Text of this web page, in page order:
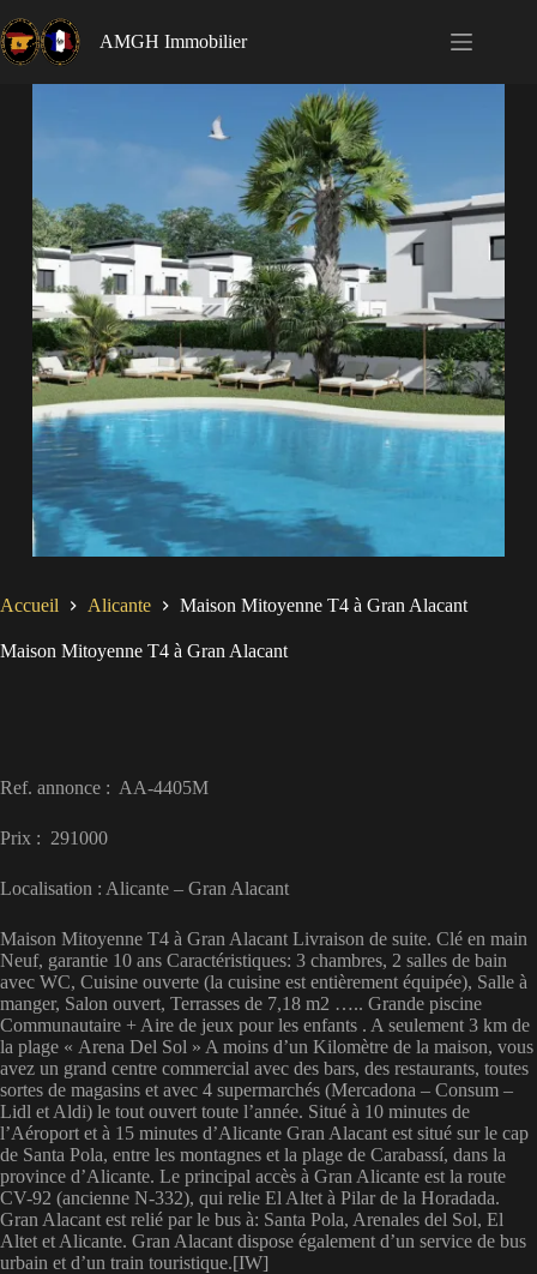
AMGH Immobilier
Accueil Alicante Maison Mitoyenne T4 à Gran Alacant
Maison Mitoyenne T4 à Gran Alacant
Ref. annonce : AA-4405M
Prix : 291000
Localisation : Alicante – Gran Alacant
Maison Mitoyenne T4 à Gran Alacant Livraison de suite. Clé en main
Neuf, garantie 10 ans Caractéristiques: 3 chambres, 2 salles de bain
avec WC, Cuisine ouverte (la cuisine est entièrement équipée), Salle à
manger, Salon ouvert, Terrasses de 7,18 m2 ….. Grande piscine
Communautaire + Aire de jeux pour les enfants . A seulement 3 km de
la plage « Arena Del Sol » A moins d’un Kilomètre de la maison, vous
avez un grand centre commercial avec des bars, des restaurants, toutes
sortes de magasins et avec 4 supermarchés (Mercadona – Consum –
Lidl et Aldi) le tout ouvert toute l’année. Situé à 10 minutes de
l’Aéroport et à 15 minutes d’Alicante Gran Alacant est situé sur le cap
de Santa Pola, entre les montagnes et la plage de Carabassí, dans la
province d’Alicante. Le principal accès à Gran Alicante est la route
CV-92 (ancienne N-332), qui relie El Altet à Pilar de la Horadada.
Gran Alacant est relié par le bus à: Santa Pola, Arenales del Sol, El
Altet et Alicante. Gran Alacant dispose également d’un service de bus
urbain et d’un train touristique.[IW]